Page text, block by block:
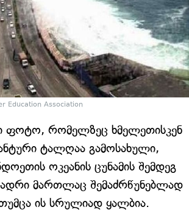
Education Association
ფოტო, რომელზეც ხმელეთისკენ
ტალღაა გამოსახული,
ოკეანის ცუნამის შემდეგ
მართლაც შემაძრწუნებლად
ის სრულიად ყალბია.